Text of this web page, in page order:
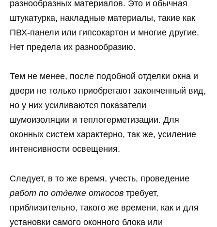
разнообразных материалов. Это и обычная
штукатурка, накладные материалы, такие как
ПВХ-панели или гипсокартон и многие другие.
Нет предела их разнообразию.
Тем не менее, после подобной отделки окна и
двери не только приобретают законченный вид,
но у них усиливаются показатели
шумоизоляции и теплогерметизации. Для
оконных систем характерно, так же, усиление
интенсивности освещения.
Следует, в то же время, учесть, проведение
работ по отделке откосов требует,
приблизительно, такого же времени, как и для
установки самого оконного блока или